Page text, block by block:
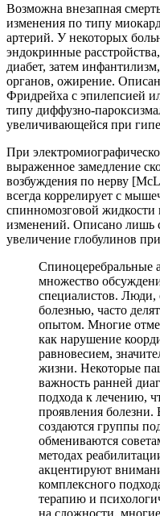
Возможна внезапная
изменения по типу
артерий. У некоторых
эндокринные
диабет, затем
органов, ожирение.
Фридрейха с эпилепсией
типу диффузно-
увеличивающейся при
При
выраженное замедление
возбуждения по нерву
всегда коррелирует с
спинномозговой жидкости
изменений. Описано лишь
увеличение глобулинов
Спиноцеребральные
множество
специалистов. Люди,
болезнью, часто
опытом. Многие
как нарушение
равновесием,
жизни. Некоторые
важность ранней
подхода к лечению,
проявления болезни.
создаются группы
обмениваются
методах
акцентируют
комплексного
терапию и
на сложности,